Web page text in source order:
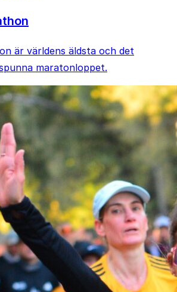
är världens äldsta och det
maratonloppet.